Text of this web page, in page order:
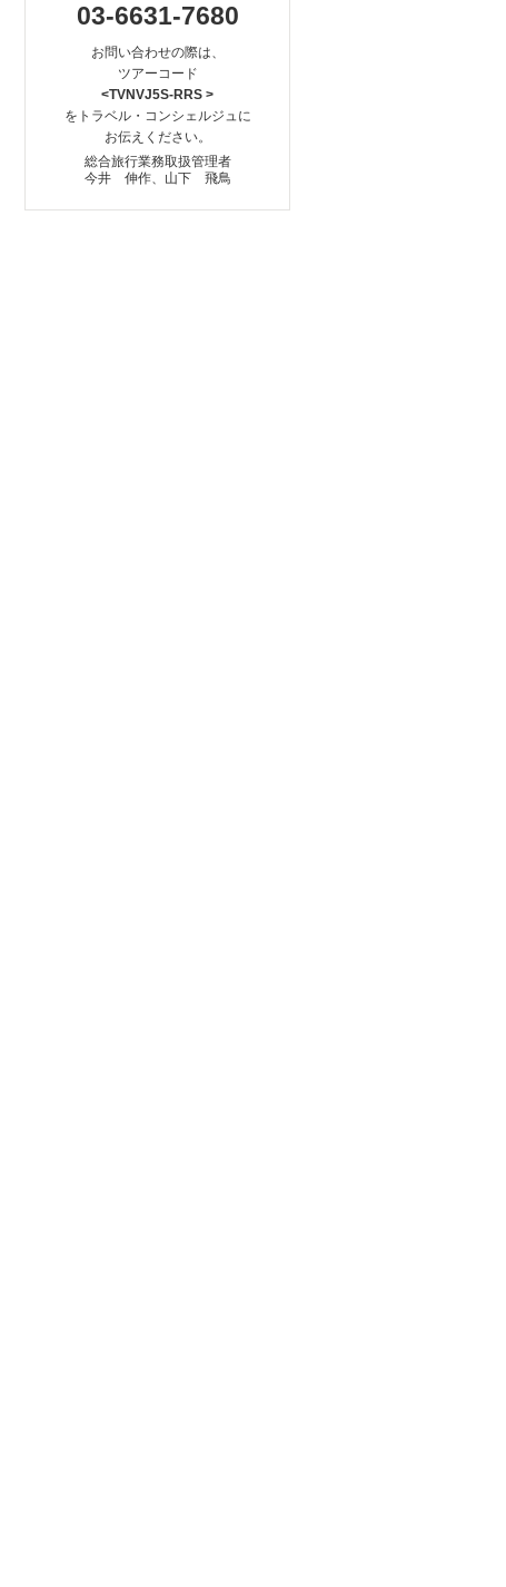
03-6631-7680
お問い合わせの際は、
ツアーコード
<TVNVJ5S-RRS >
をトラベル・コンシェルジュに
お伝えください。
総合旅行業務取扱管理者
今井 伸作、山下 飛鳥